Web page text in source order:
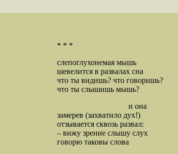
* * *
слепоглухонемая мышь
шевелится в развалах сна
что ты видишь? что говоришь?
что ты слышишь мышь?
и она
замерев (захватило дух!)
отзывается сквозь развал:
– вижу зрение слышу слух
говорю таковы слова